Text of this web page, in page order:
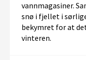
vannmagasiner.
snø i fjellet i
bekymret for at
vinteren.